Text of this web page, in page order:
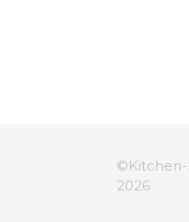
©Kitchen-
2026